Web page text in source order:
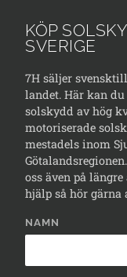
KÖP
SVERIGE
7H säljer
landet. Här kan
solskydd av hög
motoriserade
mestadels inom
oss även på
hjälp så hör gärna
NAMN